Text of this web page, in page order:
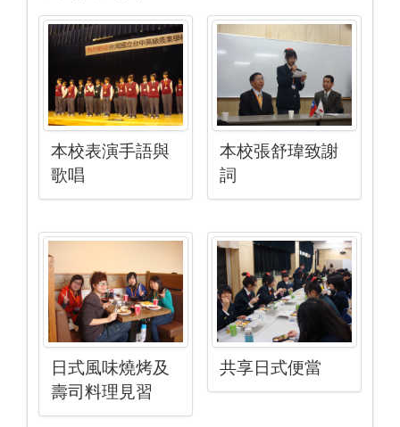
本校表演手語與
歌唱
本校張舒瑋致謝
詞
日式風味燒烤及
壽司料理見習
共享日式便當